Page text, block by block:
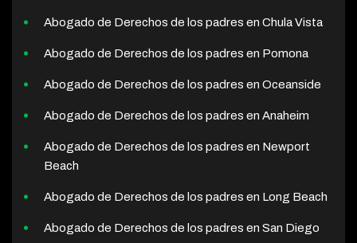
Abogado de Derechos de los padres en Chula Vista
Abogado de Derechos de los padres en Pomona
Abogado de Derechos de los padres en Oceanside
Abogado de Derechos de los padres en Anaheim
Abogado de Derechos de los padres en Newport
Beach
Abogado de Derechos de los padres en Long Beach
Abogado de Derechos de los padres en San Diego